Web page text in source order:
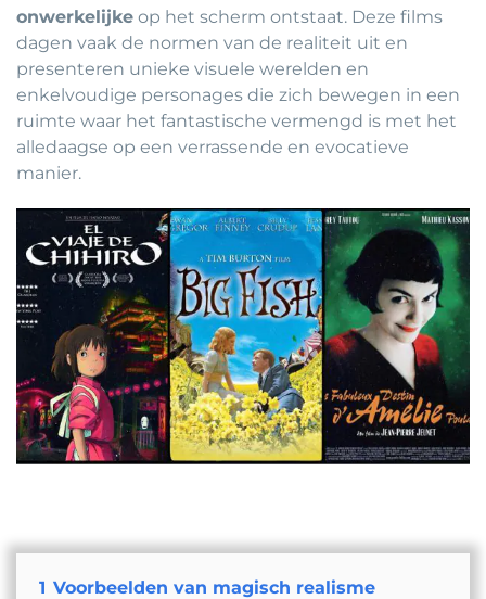
onwerkelijke op het scherm ontstaat. Deze films
dagen vaak de normen van de realiteit uit en
presenteren unieke visuele werelden en
enkelvoudige personages die zich bewegen in een
ruimte waar het fantastische vermengd is met het
alledaagse op een verrassende en evocatieve
manier.
1 Voorbeelden van magisch realisme